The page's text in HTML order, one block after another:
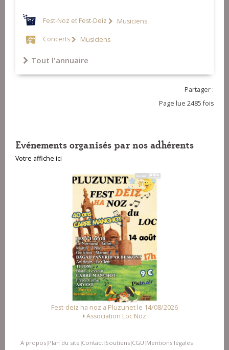
Fest-Noz et Fest-Deiz Musiciens
Concerts Musiciens
Tout l'annuaire
Partager :
Page lue 2485 fois
Evénements organisés par nos adhérents
Votre affiche ici
le 14/08/2026
Fest Noz a Arzal le 15/08/2026
Alliance des Associations
A propos Plan du site Contact Soutiens CGU Mentions légales